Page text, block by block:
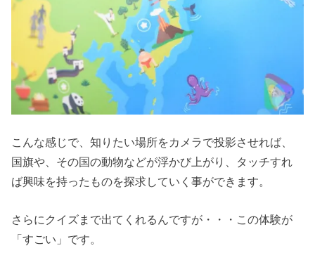
こんな感じで、知りたい場所をカメラで投影させれば、
国旗や、その国の動物などが浮かび上がり、タッチすれ
ば興味を持ったものを探求していく事ができます。
さらにクイズまで出てくれるんですが・・・この体験が
「すごい」です。